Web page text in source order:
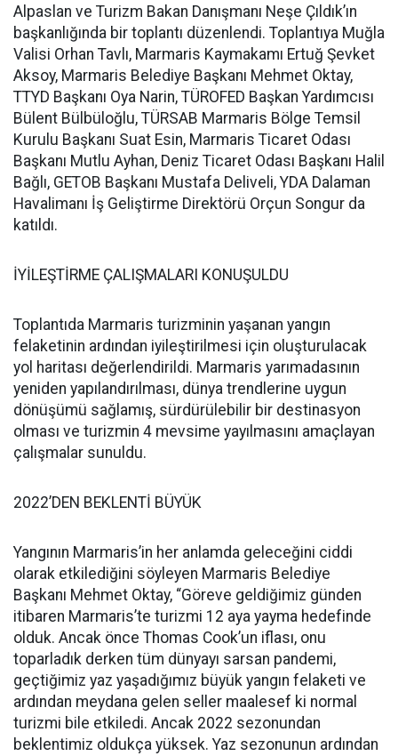
Alpaslan ve Turizm Bakan Danışmanı Neşe Çıldık’ın
başkanlığında bir toplantı düzenlendi. Toplantıya Muğla
Valisi Orhan Tavlı, Marmaris Kaymakamı Ertuğ Şevket
Aksoy, Marmaris Belediye Başkanı Mehmet Oktay,
TTYD Başkanı Oya Narin, TÜROFED Başkan Yardımcısı
Bülent Bülbüloğlu, TÜRSAB Marmaris Bölge Temsil
Kurulu Başkanı Suat Esin, Marmaris Ticaret Odası
Başkanı Mutlu Ayhan, Deniz Ticaret Odası Başkanı Halil
Bağlı, GETOB Başkanı Mustafa Deliveli, YDA Dalaman
Havalimanı İş Geliştirme Direktörü Orçun Songur da
katıldı.
İYİLEŞTİRME ÇALIŞMALARI KONUŞULDU
Toplantıda Marmaris turizminin yaşanan yangın
felaketinin ardından iyileştirilmesi için oluşturulacak
yol haritası değerlendirildi. Marmaris yarımadasının
yeniden yapılandırılması, dünya trendlerine uygun
dönüşümü sağlamış, sürdürülebilir bir destinasyon
olması ve turizmin 4 mevsime yayılmasını amaçlayan
çalışmalar sunuldu.
2022’DEN BEKLENTİ BÜYÜK
Yangının Marmaris’in her anlamda geleceğini ciddi
olarak etkilediğini söyleyen Marmaris Belediye
Başkanı Mehmet Oktay, “Göreve geldiğimiz günden
itibaren Marmaris’te turizmi 12 aya yayma hedefinde
olduk. Ancak önce Thomas Cook’un iflası, onu
toparladık derken tüm dünyayı sarsan pandemi,
geçtiğimiz yaz yaşadığımız büyük yangın felaketi ve
ardından meydana gelen seller maalesef ki normal
turizmi bile etkiledi. Ancak 2022 sezonundan
beklentimiz oldukça yüksek. Yaz sezonunun ardından